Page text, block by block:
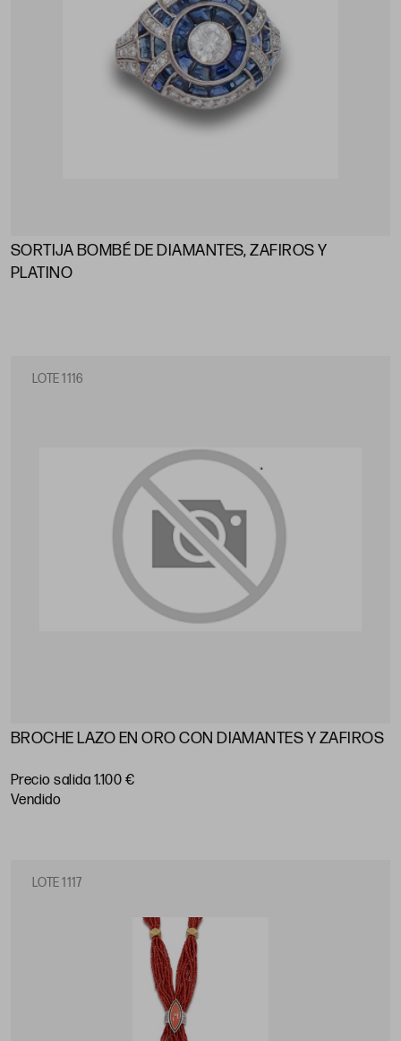
SORTIJA BOMBÉ DE DIAMANTES, ZAFIROS Y
PLATINO
LOTE 1116
BROCHE LAZO EN ORO CON DIAMANTES Y ZAFIROS
Precio salida 1.100 €
vendido
LOTE 1117